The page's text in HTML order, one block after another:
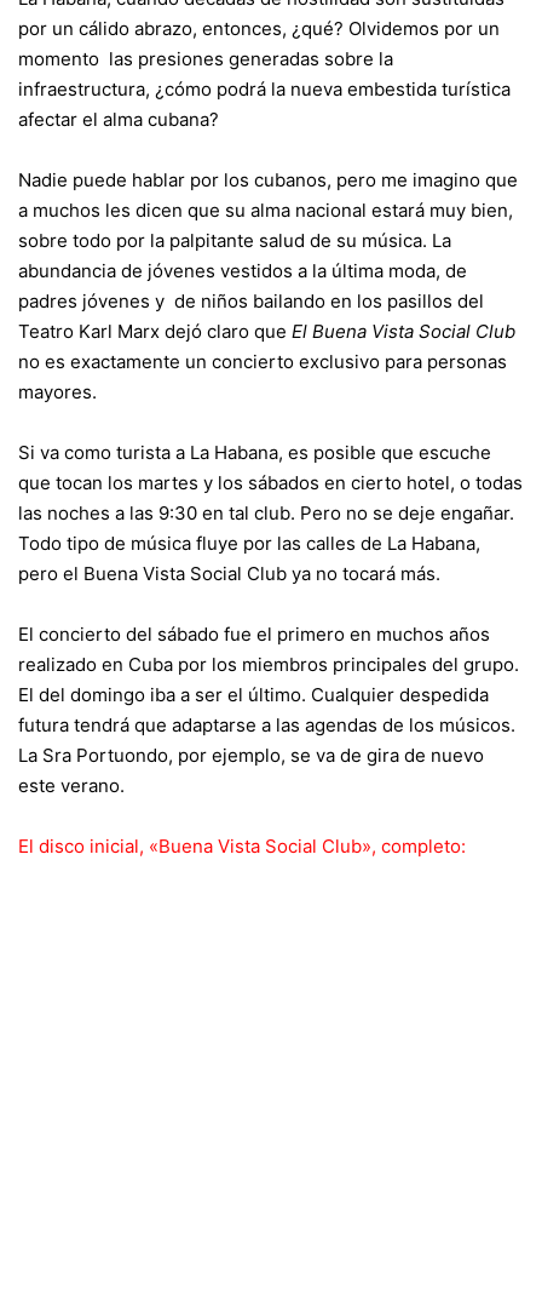
por un cálido abrazo, entonces, ¿qué? Olvidemos por un
momento las presiones generadas sobre la
infraestructura, ¿cómo podrá la nueva embestida turística
afectar el alma cubana?
Nadie puede hablar por los cubanos, pero me imagino que
a muchos les dicen que su alma nacional estará muy bien,
sobre todo por la palpitante salud de su música. La
abundancia de jóvenes vestidos a la última moda, de
padres jóvenes y de niños bailando en los pasillos del
Teatro Karl Marx dejó claro que El Buena Vista Social Club
no es exactamente un concierto exclusivo para personas
mayores.
Si va como turista a La Habana, es posible que escuche
que tocan los martes y los sábados en cierto hotel, o todas
las noches a las 9:30 en tal club. Pero no se deje engañar.
Todo tipo de música fluye por las calles de La Habana,
pero el Buena Vista Social Club ya no tocará más.
El concierto del sábado fue el primero en muchos años
realizado en Cuba por los miembros principales del grupo.
El del domingo iba a ser el último. Cualquier despedida
futura tendrá que adaptarse a las agendas de los músicos.
La Sra Portuondo, por ejemplo, se va de gira de nuevo
este verano.
El disco inicial, «Buena Vista Social Club», completo: